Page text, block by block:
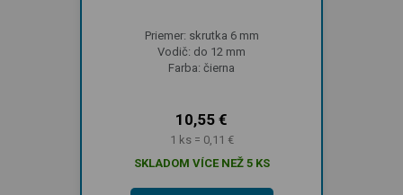
Priemer: skrutka 6 mm
Vodič: do 12 mm
Farba: čierna
10,55 €
1 ks = 0,11 €
SKLADOM VÍCE NEŽ 5 KS